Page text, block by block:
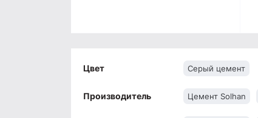
Цвет Серый цемент
Производитель Цемент Solhan